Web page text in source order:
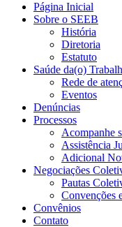
Página Inicial
Sobre o SEEB
História
Diretoria
Estatuto
Saúde da(o)
Rede de
Eventos
Denúncias
Processos
Acompanhe
Assistência
Adicional
Negociações
Pautas
Convenções
Convênios
Contato